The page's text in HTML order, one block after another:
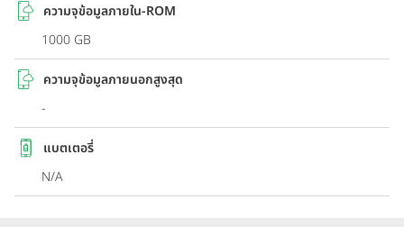
ความจุข้อมูลภายใน-ROM
1000 GB
ความจุข้อมูลภายนอกสูงสุด
-
แบตเตอรี่
N/A